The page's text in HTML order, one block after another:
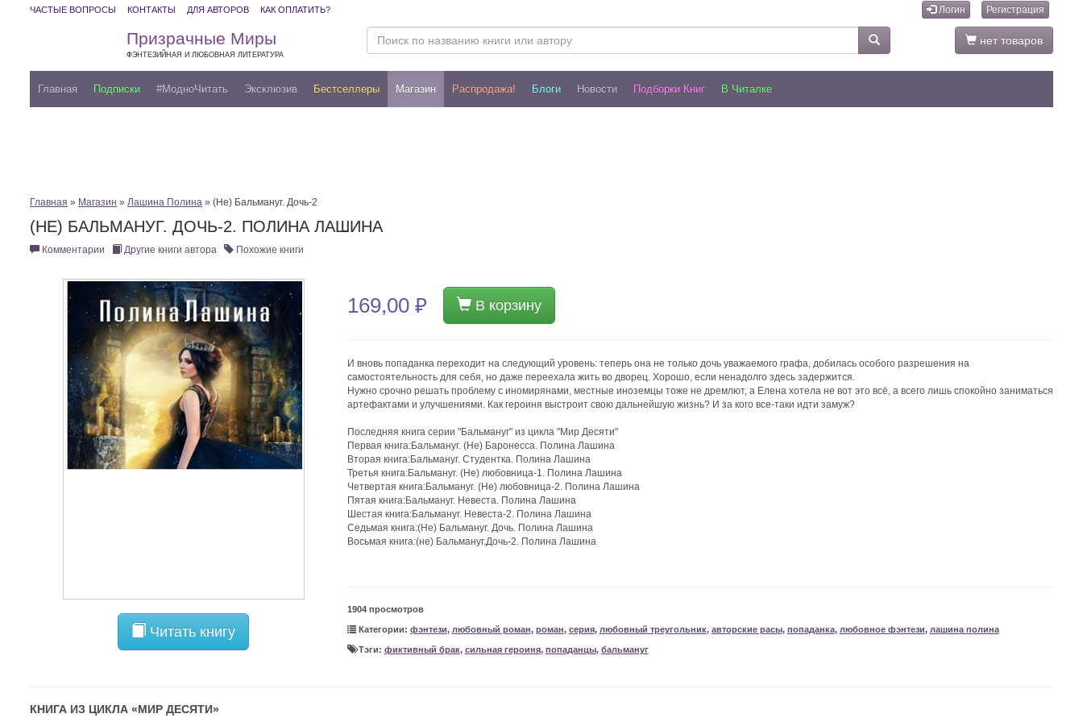
ЧАСТЫЕ ВОПРОСЫ КОНТАКТЫ ДЛЯ АВТОРОВ КАК ОПЛАТИТЬ? Логин Регистрация
Призрачные Миры
ФЭНТЕЗИЙНАЯ И ЛЮБОВНАЯ ЛИТЕРАТУРА
нет товаров
Главная Подписки #МодноЧитать Эксклюзив Бестселлеры Магазин Распродажа! Блоги Новости Подборки Книг В Читалке
Главная » Магазин » Лашина Полина » (Не) Бальмануг. Дочь-2
(НЕ) БАЛЬМАНУГ. ДОЧЬ-2. ПОЛИНА ЛАШИНА
Комментарии Другие книги автора Похожие книги
Читать книгу
169,00 ₽ В корзину
И вновь попаданка переходит на следующий уровень: теперь она не только дочь уважаемого графа, добилась особого разрешения на
самостоятельность для себя, но даже переехала жить во дворец. Хорошо, если ненадолго здесь задержится.
Нужно срочно решать проблему с иномирянами, местные иноземцы тоже не дремлют, а Елена хотела не вот это всё, а всего лишь спокойно заниматься
артефактами и улучшениями. Как героиня выстроит свою дальнейшую жизнь? И за кого все-таки идти замуж?
Последняя книга серии "Бальмануг" из цикла "Мир Десяти"
Первая книга:Бальмануг. (Не) Баронесса. Полина Лашина
Вторая книга:Бальмануг. Студентка. Полина Лашина
Третья книга:Бальмануг. (Не) любовница-1. Полина Лашина
Четвертая книга:Бальмануг. (Не) любовница-2. Полина Лашина
Пятая книга:Бальмануг. Невеста. Полина Лашина
Шестая книга:Бальмануг. Невеста-2. Полина Лашина
Седьмая книга:(Не) Бальмануг. Дочь. Полина Лашина
Восьмая книга:(не) Бальмануг.Дочь-2. Полина Лашина
1904 просмотров
Категории: фэнтези, любовный роман, роман, серия, любовный треугольник, авторские расы, попаданка, любовное фэнтези, лашина полина
Тэги: фиктивный брак, сильная героиня, попаданцы, бальмануг
КНИГА ИЗ ЦИКЛА «МИР ДЕСЯТИ»